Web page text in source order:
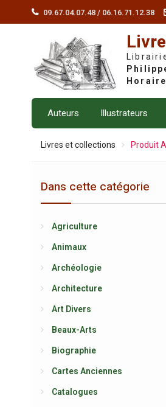
09.67.04.07.48 / 06.16.71.12.38
Auteurs Illustrateurs
Livres et collections Produit
Dans cette catégorie
Agriculture
Animaux
Archéologie
Architecture
Art Divers
Beaux-Arts
Biographie
Cartes Anciennes
Catalogues